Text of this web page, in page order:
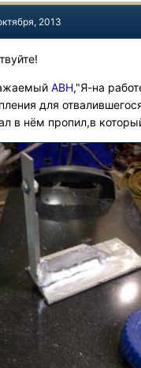
2013
АВН,"Я-на
для
в нём пропил,в